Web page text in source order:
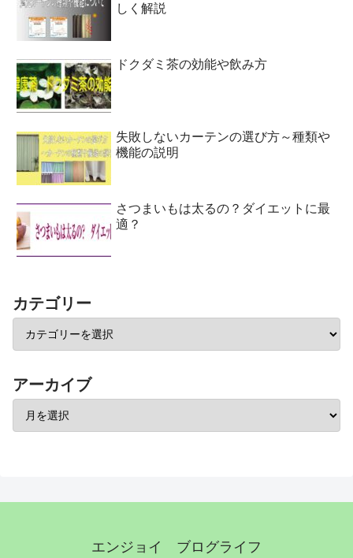
しく解説
ドクダミ茶の効能や飲み方
失敗しないカーテンの選び方～種類や
機能の説明
さつまいもは太るの？ダイエットに最
適？
カテゴリー
アーカイブ
エンジョイ ブログライフ